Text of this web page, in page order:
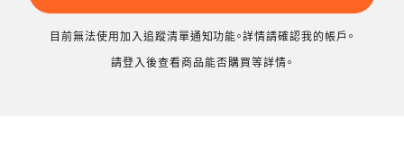
目前無法使用加入追蹤清單通知功能。詳情請確認我的帳戶。
請登入後查看商品能否購買等詳情。